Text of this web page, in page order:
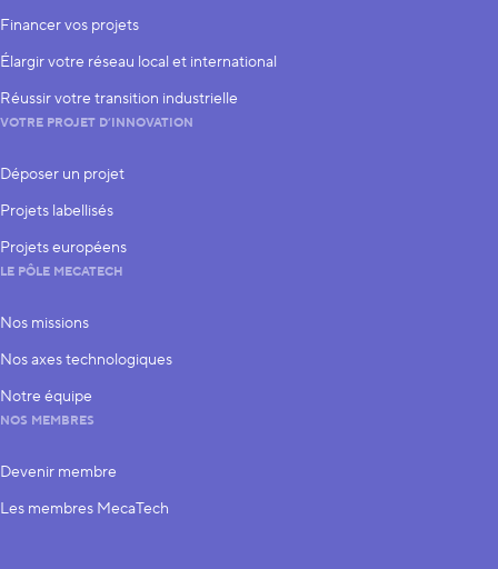
Financer vos projets
Élargir votre réseau local et international
Réussir votre transition industrielle
VOTRE PROJET D’INNOVATION
Déposer un projet
Projets labellisés
Projets européens
LE PÔLE MECATECH
Nos missions
Nos axes technologiques
Notre équipe
NOS MEMBRES
Devenir membre
Les membres MecaTech